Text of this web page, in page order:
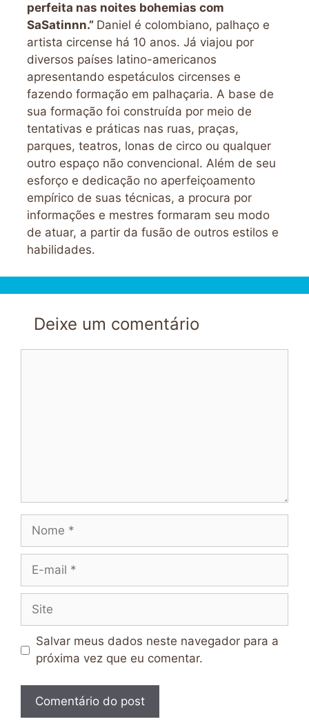
perfeita nas noites bohemias com
SaSatinnn.” Daniel é colombiano, palhaço e
artista circense há 10 anos. Já viajou por
diversos países latino-americanos
apresentando espetáculos circenses e
fazendo formação em palhaçaria. A base de
sua formação foi construída por meio de
tentativas e práticas nas ruas, praças,
parques, teatros, lonas de circo ou qualquer
outro espaço não convencional. Além de seu
esforço e dedicação no aperfeiçoamento
empírico de suas técnicas, a procura por
informações e mestres formaram seu modo
de atuar, a partir da fusão de outros estilos e
habilidades.
Deixe um comentário
Nome
Site
Salvar meus dados neste navegador para a
próxima vez que eu comentar.